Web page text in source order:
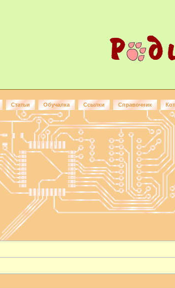
Статьи Обучалка Ссылки Справочник